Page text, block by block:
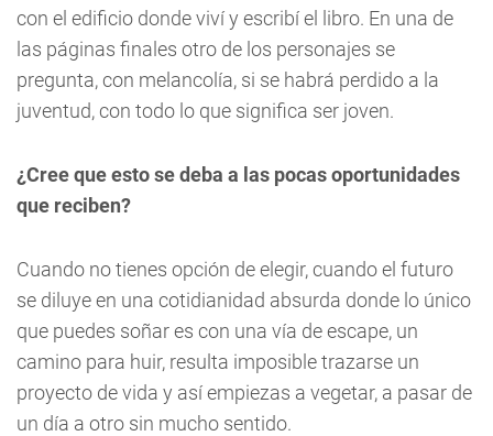
con el edificio donde viví y escribí el libro. En una de
las páginas finales otro de los personajes se
pregunta, con melancolía, si se habrá perdido a la
juventud, con todo lo que significa ser joven.
¿Cree que esto se deba a las pocas oportunidades
que reciben?
Cuando no tienes opción de elegir, cuando el futuro
se diluye en una cotidianidad absurda donde lo único
que puedes soñar es con una vía de escape, un
camino para huir, resulta imposible trazarse un
proyecto de vida y así empiezas a vegetar, a pasar de
un día a otro sin mucho sentido.